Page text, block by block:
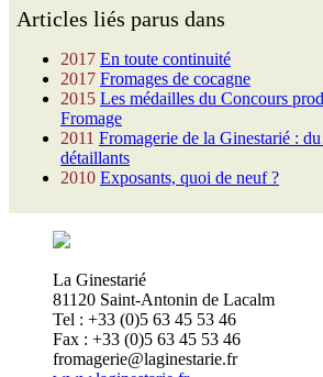
Articles liés parus dans
2017 En toute continuité
2017 Fromages de cocagne
2015 Les médailles du Concours
Fromage
2011 Fromagerie de la Ginestarié :
détaillants
2010 Exposants, quoi de neuf ?
La Ginestarié
81120 Saint-Antonin de Lacalm
Tel : +33 (0)5 63 45 53 46
Fax : +33 (0)5 63 45 53 46
fromagerie@laginestarie.fr